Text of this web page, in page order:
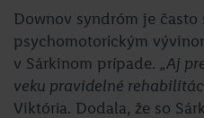
Downov syndróm je často
psychomotorickým
v Sárkinom prípade. „Aj
veku pravidelné
Viktória. Dodala, že so